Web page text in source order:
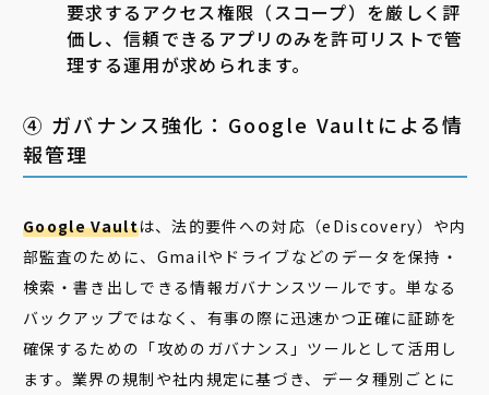
要求するアクセス権限（スコープ）を厳しく評
価し、信頼できるアプリのみを許可リストで管
理する運用が求められます。
④ ガバナンス強化：Google Vaultによる情
報管理
Google Vaultは、法的要件への対応（eDiscovery）や内
部監査のために、Gmailやドライブなどのデータを保持・
検索・書き出しできる情報ガバナンスツールです。単なる
バックアップではなく、有事の際に迅速かつ正確に証跡を
確保するための「攻めのガバナンス」ツールとして活用し
ます。業界の規制や社内規定に基づき、データ種別ごとに